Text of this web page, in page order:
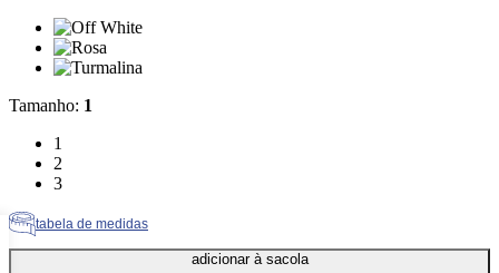
Cor: Off White
Cor: Rosa
Cor: Turmalina
Tamanho: 1
Tamanho: 1
1
Tamanho: 2
2
Tamanho: 3
3
tabela de medidas
adicionar à sacola